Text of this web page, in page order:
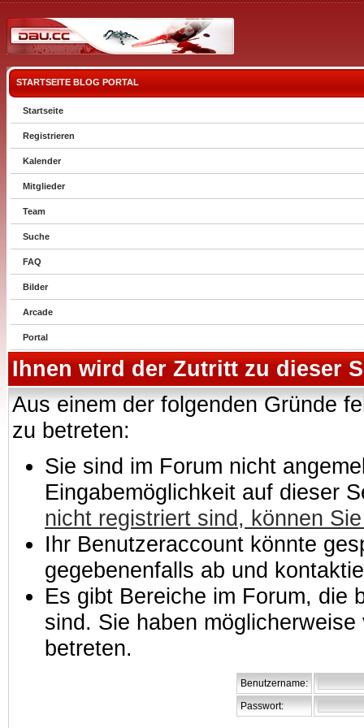
STARTSEITE BLOG PORTAL
Startseite
Registrieren
Kalender
Mitglieder
Team
Suche
FAQ
Bilder
Arcade
Portal
Ihnen wird der Zutritt zu dieser
Aus einem der folgenden Gründe
zu betreten:
Sie sind im Forum nicht
Eingabemöglichkeit auf dieser
nicht registriert sind, können
Ihr Benutzeraccount könnte
gegebenenfalls ab und
Es gibt Bereiche im Forum, die
sind. Sie haben
betreten.
Benutzername:
Passwort: